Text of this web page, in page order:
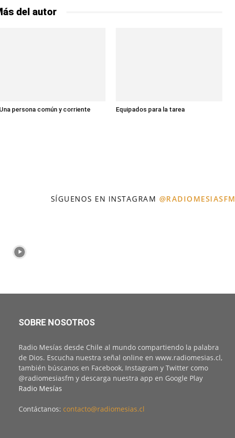
del autor
Una persona común y corriente Equipados para la tarea
SÍGUENOS EN INSTAGRAM @RADIOMESIASFM
SOBRE NOSOTROS
Radio Mesías desde Chile al mundo compartiendo la palabra
de Dios. Escucha nuestra señal online en www.radiomesias.cl,
también búscanos en Facebook, Instagram y Twitter como
@radiomesiasfm y descarga nuestra app en Google Play
Radio Mesías
Contáctanos: contacto@radiomesias.cl